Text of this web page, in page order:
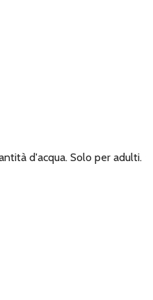
d'acqua. Solo per adulti.